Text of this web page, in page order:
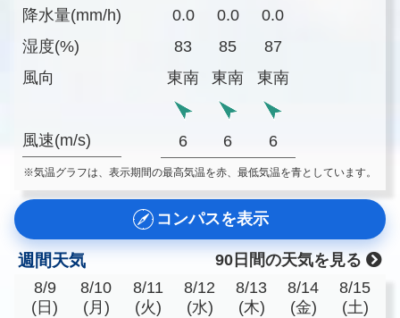
降水量(mm/h)
湿度(%)
風向
風速(m/s)
0.0 0.0
0.0
83
85
87
東南
東南 東南
6 6 6
※気温グラフは、表示期間の最高気温を赤、最低気温を青としています。
コンパスを表示
週間天気
90日間の天気を見る
8/9
(日)
8/10
(月)
8/11
(火)
8/12
(水)
8/13
(木)
8/14
(金)
8/15
(土)